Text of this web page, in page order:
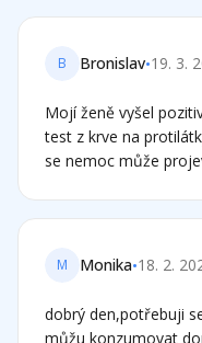
B Bronislav•19. 3.
Mojí ženě vyšel
test z krve na
se nemoc může
M Monika•18. 2.
dobrý den,potřebuji
můžu konzumovat